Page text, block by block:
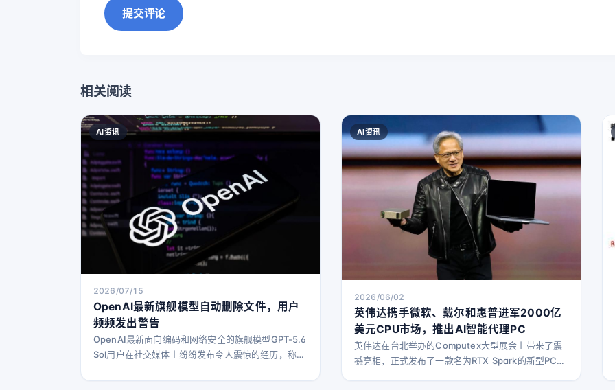
提交评论
相关阅读
AI资讯
2026/07/15
OpenAI最新旗舰模型自动删除文件，用户
频频发出警告
OpenAI最新面向编码和网络安全的旗舰模型GPT-5.6
Sol用户在社交媒体上纷纷发布令人震惊的经历，称该
AI资讯
2026/06/02
英伟达携手微软、戴尔和惠普进军2000亿
美元CPU市场，推出AI智能代理PC
英伟达在台北举办的Computex大型展会上带来了震
撼亮相，正式发布了一款名为RTX Spark的新型PC